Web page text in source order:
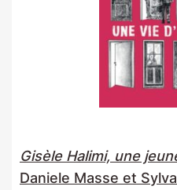
Gisèle Halimi, une
Daniele Masse et